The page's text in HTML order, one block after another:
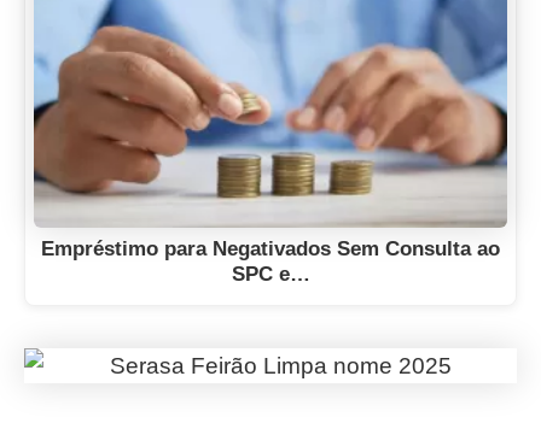
Empréstimo para Negativados Sem Consulta ao
SPC e…